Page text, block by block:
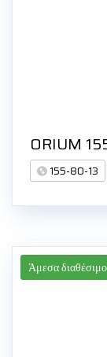
ORIUM
155-80-13
Άμεσα διαθέσιμο